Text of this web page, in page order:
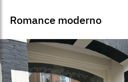
Romance moderno